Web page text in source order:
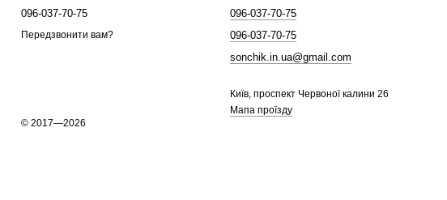
096-037-70-75
Передзвонити вам?
096-037-70-75
096-037-70-75
sonchik.in.ua@gmail.com
Київ, проспект Червоної калини 26
Мапа проїзду
© 2017—2026